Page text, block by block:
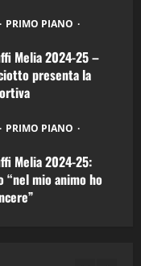
PRIMO PIANO
Melia 2024-25 –
presenta la
PRIMO PIANO
Melia 2024-25:
“nel mio animo ho
26^ Puntata
30^ Puntata